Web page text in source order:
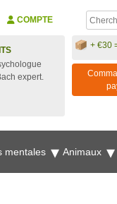
COMPTE
expert.
+ €30
mentales Animaux